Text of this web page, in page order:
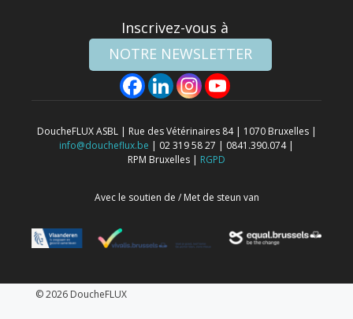
Inscrivez-vous à
NOTRE NEWSLETTER
DoucheFLUX ASBL | Rue des Vétérinaires 84 | 1070 Bruxelles |
info@doucheflux.be | 02 319 58 27 | 0841.390.074 |
RPM Bruxelles | RGPD
Avec le soutien de / Met de steun van
© 2026 DoucheFLUX